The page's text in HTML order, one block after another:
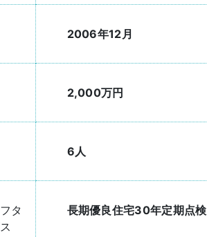
2006年12月
2,000万円
6人
タ
長期優良住宅30年定期点検